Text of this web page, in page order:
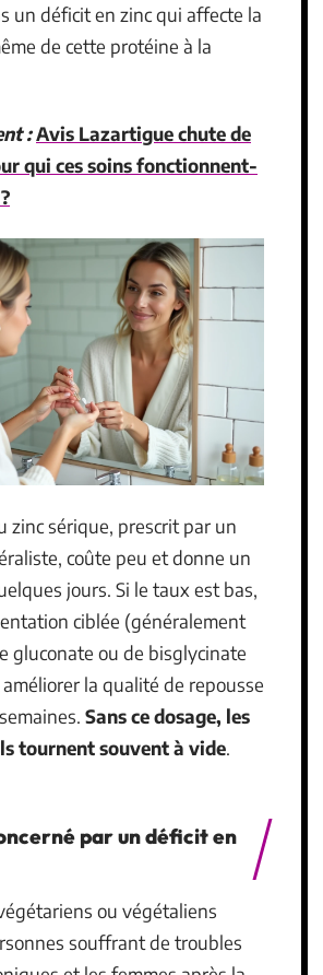
un déficit en zinc qui affecte la
de cette protéine à la
:Avis Lazartigue chute de
qui ces soins fonctionnent-
zinc sérique, prescrit par un
coûte peu et donne un
jours. Si le taux est bas,
ciblée (généralement
gluconate ou de bisglycinate
la qualité de repousse
Sans ce dosage, les
tournent souvent à vide.
par un déficit en
ou végétaliens
souffrant de troubles